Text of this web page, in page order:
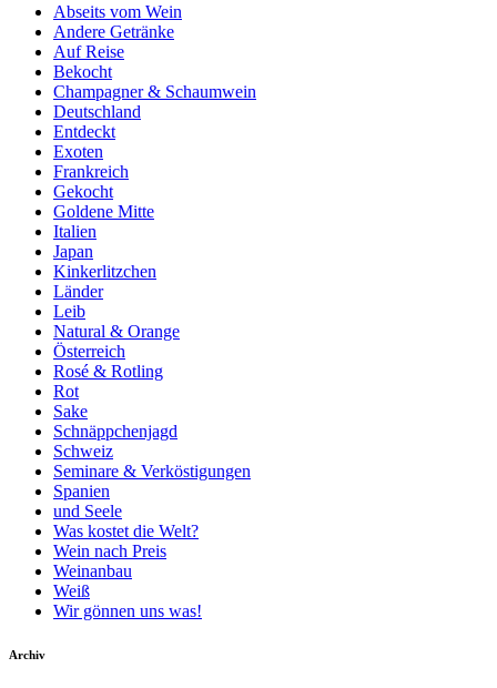
Abseits vom Wein
Andere Getränke
Auf Reise
Bekocht
Champagner & Schaumwein
Deutschland
Entdeckt
Exoten
Frankreich
Gekocht
Goldene Mitte
Italien
Japan
Kinkerlitzchen
Länder
Leib
Natural & Orange
Österreich
Rosé & Rotling
Rot
Sake
Schnäppchenjagd
Schweiz
Seminare & Verköstigungen
Spanien
und Seele
Was kostet die Welt?
Wein nach Preis
Weinanbau
Weiß
Wir gönnen uns was!
Archiv